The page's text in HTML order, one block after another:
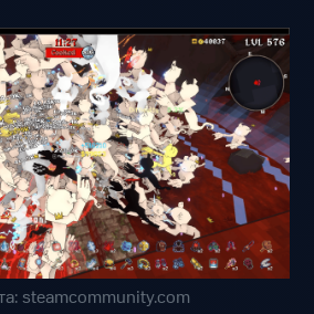
steamcommunity.com